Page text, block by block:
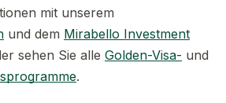
mit unserem
und dem Mirabello Investment
sehen Sie alle Golden-Visa- und
.